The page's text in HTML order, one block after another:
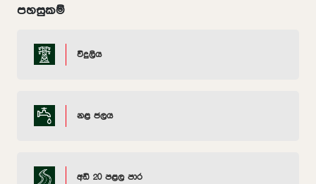
පහසුකම්
විදුලිය
නළ ජලය
අඩි 20 පළල පාර